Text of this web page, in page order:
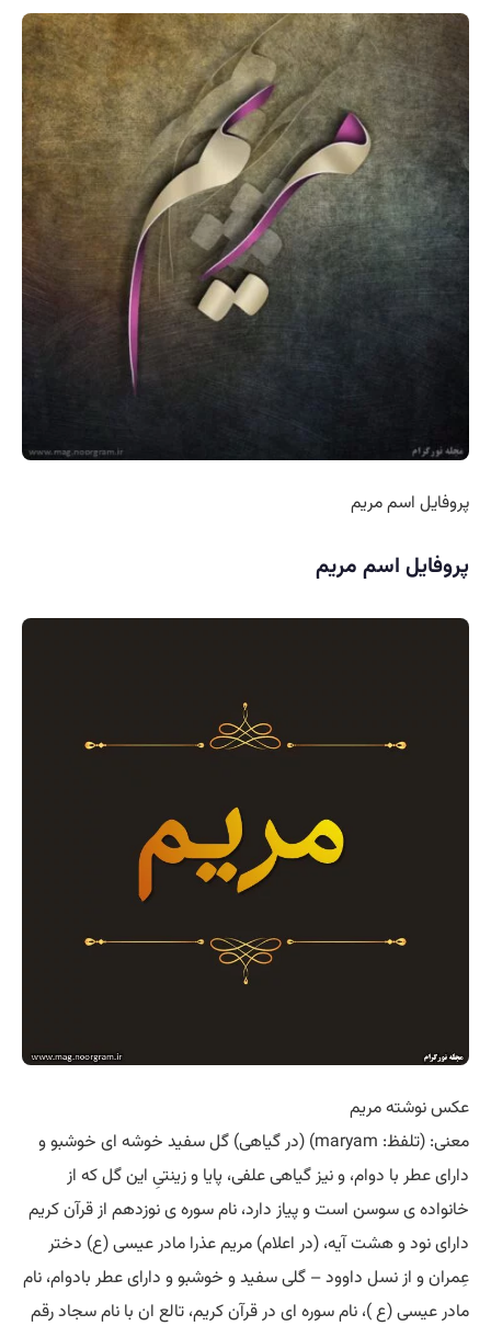
پروفایل اسم مریم
پروفایل اسم مریم
عکس نوشته مریم
معنی: (تلفظ: maryam) (در گیاهی) گل سفید خوشه ای خوشبو و
دارای عطر با دوام، و نیز گیاهی علفی، پایا و زینتیِ این گل که از
خانواده ی سوسن است و پیاز دارد، نام سوره ی نوزدهم از قرآن کریم
دارای نود و هشت آیه، (در اعلام) مریم عذرا مادر عیسی (ع) دختر
عِمران و از نسل داوود – گلی سفید و خوشبو و دارای عطر بادوام، نام
مادر عیسی (ع )، نام سوره ای در قرآن کریم، تالع ان با نام سجاد رقم